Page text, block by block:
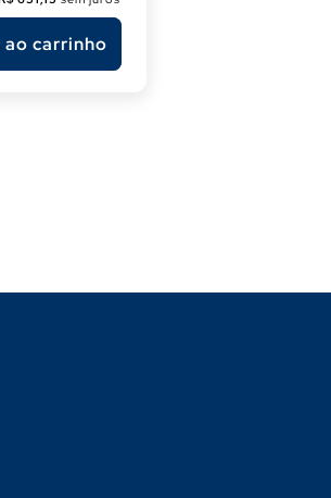
carrinho